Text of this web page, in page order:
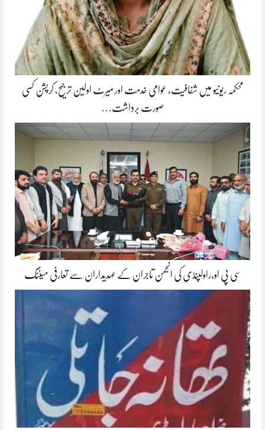
محکمہ ریونیو میں شفافیت، عوامی خدمت اور میرٹ اولین ترجیح، کرپشن کسی
صورت برداشت…
سی پی او،راولپنڈی کی انجمن تاجران کے عہدیداران سے تعارفی میٹنگ